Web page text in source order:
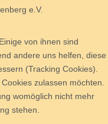
e.V.
von ihnen sind
andere uns helfen, diese
(Tracking Cookies).
zulassen möchten.
womöglich nicht mehr
stehen.